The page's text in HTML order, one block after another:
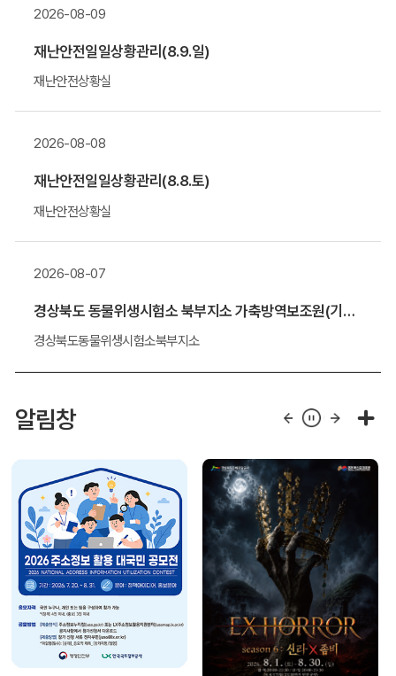
2026-08-09
재난안전일일상황관리(8.9.일)
재난안전상황실
2026-08-08
재난안전일일상황관리(8.8.토)
재난안전상황실
2026-08-07
경상북도 동물위생시험소 북부지소 가축방역보조원(기간제 근로자) 채용 알림
경상북도동물위생시험소북부지소
알림창